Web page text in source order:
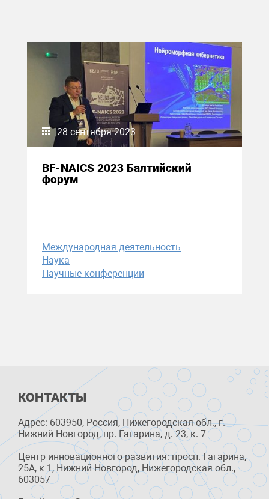
28 сентября 2023
BF-NAICS 2023 Балтийский
форум
Международная деятельность
Наука
Научные конференции
КОНТАКТЫ
Адрес: 603950, Россия, Нижегородская обл., г.
Нижний Новгород, пр. Гагарина, д. 23, к. 7
Центр инновационного развития: просп. Гагарина,
25А, к 1, Нижний Новгород, Нижегородская обл.,
603057